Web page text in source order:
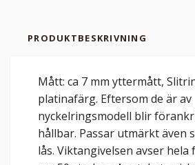
PRODUKTBESKRIVNING
Mått: ca 7 mm yttermått,
platinafärg. Eftersom de är av
nyckelringsmodell blir
hållbar. Passar utmärkt även
lås. Viktangivelsen avser